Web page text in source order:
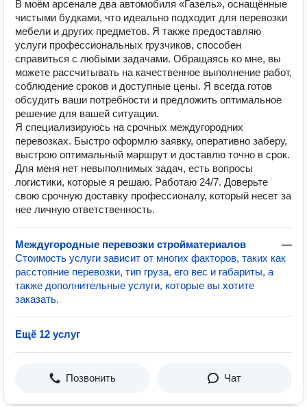
В моём арсенале два автомобиля «Газель», оснащённые
чистыми будками, что идеально подходит для перевозки
мебели и других предметов. Я также предоставляю
услуги профессиональных грузчиков, способен
справиться с любыми задачами. Обращаясь ко мне, вы
можете рассчитывать на качественное выполнение работ,
соблюдение сроков и доступные цены. Я всегда готов
обсудить ваши потребности и предложить оптимальное
решение для вашей ситуации.
Я специализируюсь на срочных междугородних
перевозках. Быстро оформлю заявку, оперативно заберу,
выстрою оптимальный маршрут и доставлю точно в срок.
Для меня нет невыполнимых задач, есть вопросы
логистики, которые я решаю. Работаю 24/7. Доверьте
свою срочную доставку профессионалу, который несет за
нее личную ответственность.
Междугородные перевозки стройматериалов
—
Стоимость услуги зависит от многих факторов, таких как
расстояние перевозки, тип груза, его вес и габариты, а
также дополнительные услуги, которые вы хотите
заказать.
Ещё 12 услуг
Позвонить Чат